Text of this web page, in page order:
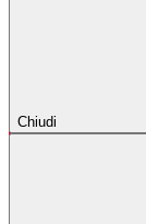
Chiudi